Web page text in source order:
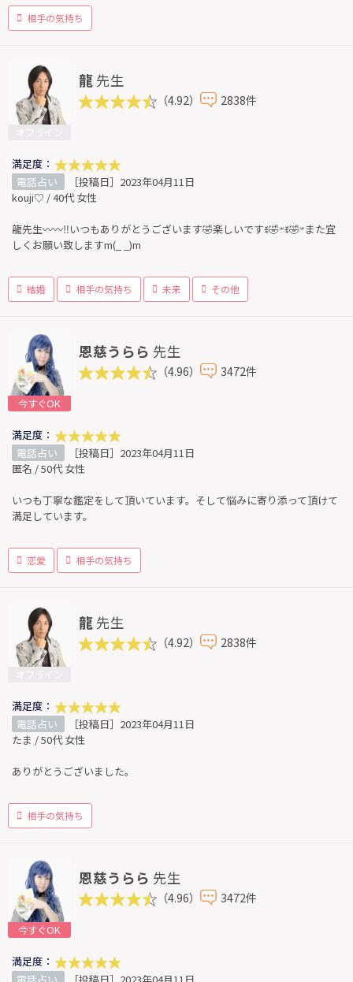
相手の気持ち
龍 先生
（4.92） 2838件
満足度：
電話占い
［投稿日］2023年04月11日
kouji♡ / 40代 女性
龍先生〰︎〰︎‼️いつもありがとうございます🤣楽しいですꉂ🤣𐤔ꉂ🤣𐤔また宜
しくお願い致しますm(_ _)m
結婚 相手の気持ち 未来 その他
今すぐOK
恩慈うらら 先生
（4.96） 3472件
満足度：
電話占い
［投稿日］2023年04月11日
匿名 / 50代 女性
いつも丁寧な鑑定をして頂いています。そして悩みに寄り添って頂けて
満足しています。
恋愛 相手の気持ち
龍 先生
（4.92） 2838件
満足度：
電話占い
［投稿日］2023年04月11日
たま / 50代 女性
ありがとうございました。
相手の気持ち
今すぐOK
恩慈うらら 先生
（4.96） 3472件
満足度：